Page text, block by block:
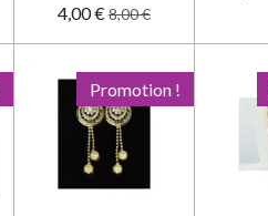
4,00 €8,00 €
Promotion !